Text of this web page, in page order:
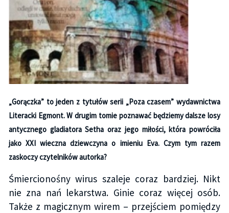
„Gorączka” to jeden z tytułów serii „Poza czasem” wydawnictwa
Literacki Egmont. W drugim tomie poznawać będziemy dalsze losy
antycznego gladiatora Setha oraz jego miłości, która powróciła
jako XXI wieczna dziewczyna o imieniu Eva. Czym tym razem
zaskoczy czytelników autorka?
Śmiercionośny wirus szaleje coraz bardziej. Nikt
nie zna nań lekarstwa. Ginie coraz więcej osób.
Także z magicznym wirem – przejściem pomiędzy